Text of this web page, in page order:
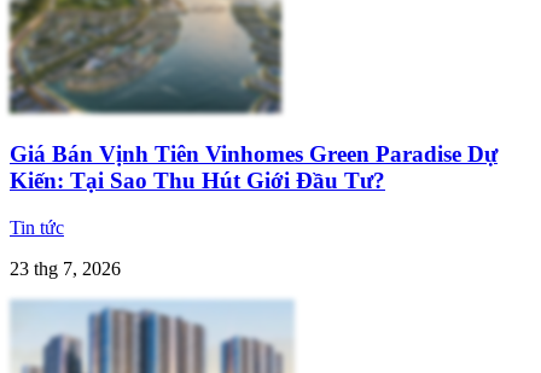
Giá Bán Vịnh Tiên Vinhomes Green Paradise Dự
Kiến: Tại Sao Thu Hút Giới Đầu Tư?
Tin tức
23 thg 7, 2026